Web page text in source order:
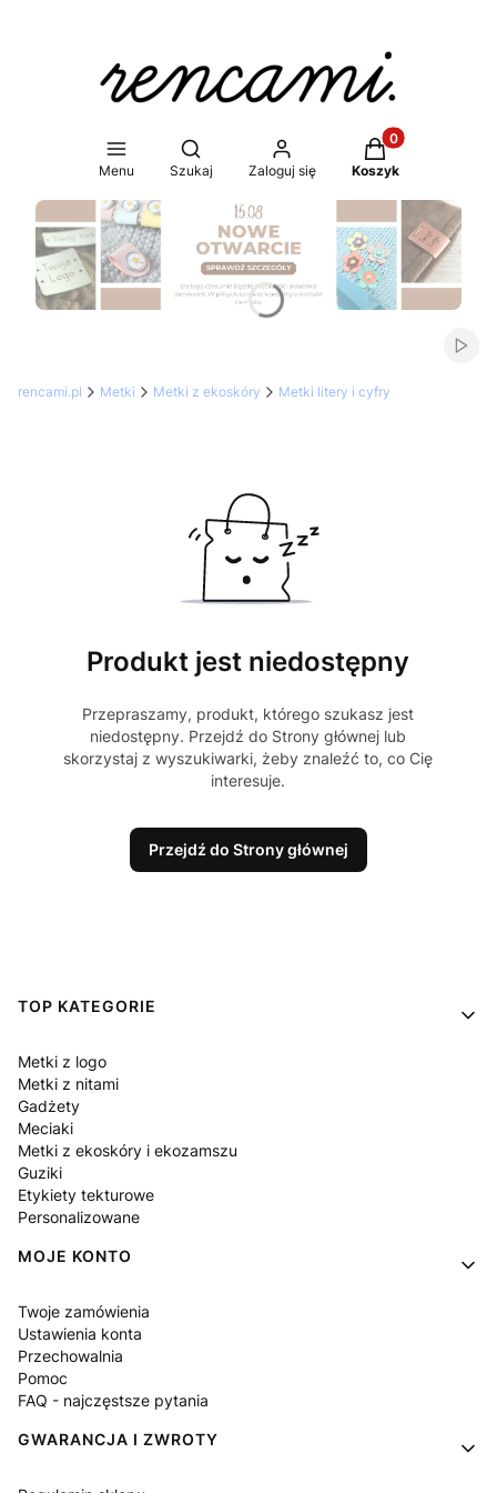
Menu
Otwórz wyszukiwarkę
Szukaj Zaloguj się
Produkty w
Koszyk
Naciśnij Enter lub spację, aby otworzyć stronę.
rencami.pl Metki Metki z ekoskóry Metki litery i cyfry
Produkt jest niedostępny
Przepraszamy, produkt, którego szukasz jest
niedostępny. Przejdź do Strony głównej lub
skorzystaj z wyszukiwarki, żeby znaleźć to, co Cię
interesuje.
Przejdź do Strony głównej
Linki w stopce
TOP KATEGORIE
Metki z logo
Metki z nitami
Gadżety
Meciaki
Metki z ekoskóry i ekozamszu
Guziki
Etykiety tekturowe
Personalizowane
MOJE KONTO
Twoje zamówienia
Ustawienia konta
Przechowalnia
Pomoc
FAQ - najczęstsze pytania
GWARANCJA I ZWROTY